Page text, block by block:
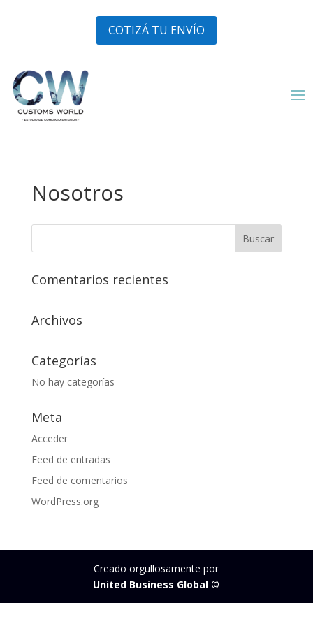
COTIZÁ TU ENVÍO
Nosotros
Comentarios recientes
Archivos
Categorías
No hay categorías
Meta
Acceder
Feed de entradas
Feed de comentarios
WordPress.org
Creado orgullosamente por
United Business Global ©